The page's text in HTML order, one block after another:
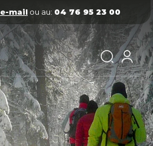
e-mail ou au: 04 76 95 23 00